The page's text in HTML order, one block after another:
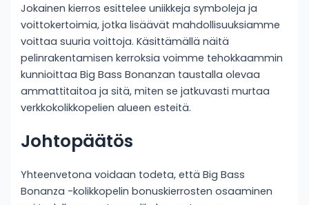
Jokainen kierros esittelee uniikkeja symboleja ja
voittokertoimia, jotka lisäävät mahdollisuuksiamme
voittaa suuria voittoja. Käsittämällä näitä
pelinrakentamisen kerroksia voimme tehokkaammin
kunnioittaa Big Bass Bonanzan taustalla olevaa
ammattitaitoa ja sitä, miten se jatkuvasti murtaa
verkkokolikkopelien alueen esteitä.
Johtopäätös
Yhteenvetona voidaan todeta, että Big Bass
Bonanza -kolikkopelin bonuskierrosten osaaminen